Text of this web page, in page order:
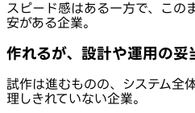
スピード感はある一方で、この
安がある企業。
作れるが、設計や運用の妥
試作は進むものの、システム全
理しきれていない企業。